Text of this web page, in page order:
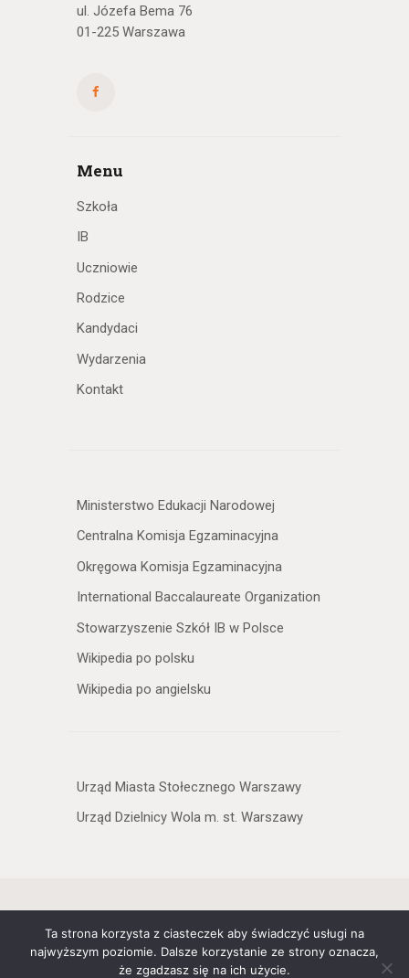
ul. Józefa Bema 76
01-225 Warszawa
Menu
Szkoła
IB
Uczniowie
Rodzice
Kandydaci
Wydarzenia
Kontakt
Ministerstwo Edukacji Narodowej
Centralna Komisja Egzaminacyjna
Okręgowa Komisja Egzaminacyjna
International Baccalaureate Organization
Stowarzyszenie Szkół IB w Polsce
Wikipedia po polsku
Wikipedia po angielsku
Urząd Miasta Stołecznego Warszawy
Urząd Dzielnicy Wola m. st. Warszawy
Ogólnokształcące Dwujęzyczne im.
Mikołaja Kopernika w Warszawie. All
Ta strona korzysta z ciasteczek aby świadczyć usługi na
najwyższym poziomie. Dalsze korzystanie ze strony oznacza,
że zgadzasz się na ich użycie.